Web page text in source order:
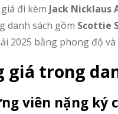
đi kèm Jack Nicklaus
danh sách gồm Scottie
2025 bằng phong độ
giá trong
viên nặng ký